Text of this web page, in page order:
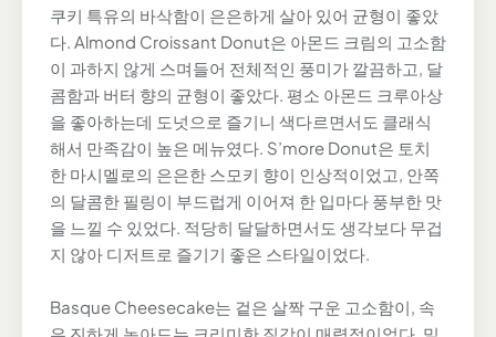
쿠키 특유의 바삭함이 은은하게 살아 있어 균형이 좋았
다. Almond Croissant Donut은 아몬드 크림의 고소함
이 과하지 않게 스며들어 전체적인 풍미가 깔끔하고, 달
콤함과 버터 향의 균형이 좋았다. 평소 아몬드 크루아상
을 좋아하는데 도넛으로 즐기니 색다르면서도 클래식
해서 만족감이 높은 메뉴였다. S’more Donut은 토치
한 마시멜로의 은은한 스모키 향이 인상적이었고, 안쪽
의 달콤한 필링이 부드럽게 이어져 한 입마다 풍부한 맛
을 느낄 수 있었다. 적당히 달달하면서도 생각보다 무겁
지 않아 디저트로 즐기기 좋은 스타일이었다.
Basque Cheesecake는 겉은 살짝 구운 고소함이, 속